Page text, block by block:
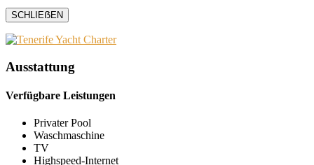
SCHLIEẞEN
Ausstattung
Verfügbare Leistungen
Privater Pool
Waschmaschine
TV
Highspeed-Internet